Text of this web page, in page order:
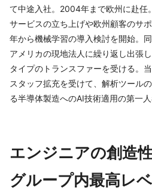
て中途入社。2004年まで欧州に赴任
サービスの立ち上げや欧州顧客のサ
年から機械学習の導入検討を開始。
アメリカの現地法人に繰り返し出張
タイプのトランスファーを受ける。
スタッフ拡充を受けて、解析ツール
る半導体製造へのAI技術適用の第一人
エンジニアの創造
グループ内最高レ